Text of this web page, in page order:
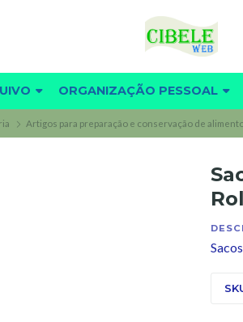
ORGANIZAÇÃO PESSOAL
Artigos para preparação e conservação de